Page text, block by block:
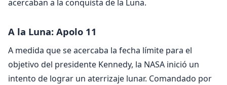
acercaban a la conquista de la Luna.
A la Luna: Apolo 11
A medida que se acercaba la fecha límite para el
objetivo del presidente Kennedy, la NASA inició un
intento de lograr un aterrizaje lunar. Comandado por